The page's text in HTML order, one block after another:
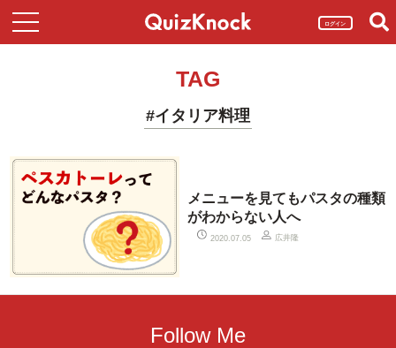
ログイン
TAG
#イタリア料理
メニューを見てもパスタの種類
がわからない人へ
2020.07.05 広井隆
Follow Me